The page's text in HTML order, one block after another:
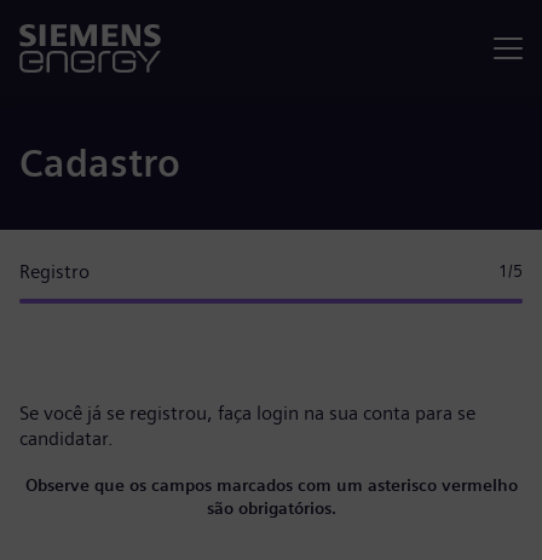
Cadastro
Registro 1 /5
Se você já se registrou, faça login na sua conta para se
candidatar.
Observe que os campos marcados com um asterisco vermelho
são obrigatórios.